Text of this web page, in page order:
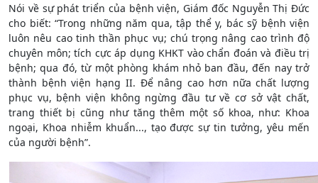
Nói về sự phát triển của bệnh viện, Giám đốc Nguyễn Thị Đức
cho biết: “Trong những năm qua, tập thể y, bác sỹ bệnh viện
luôn nêu cao tinh thần phục vụ; chú trọng nâng cao trình độ
chuyên môn; tích cực áp dụng KHKT vào chẩn đoán và điều trị
bệnh; qua đó, từ một phòng khám nhỏ ban đầu, đến nay trở
thành bệnh viện hạng II. Để nâng cao hơn nữa chất lượng
phục vụ, bệnh viện không ngừng đầu tư về cơ sở vật chất,
trang thiết bị cũng như tăng thêm một số khoa, như: Khoa
ngoại, Khoa nhiễm khuẩn..., tạo được sự tin tưởng, yêu mến
của người bệnh”.